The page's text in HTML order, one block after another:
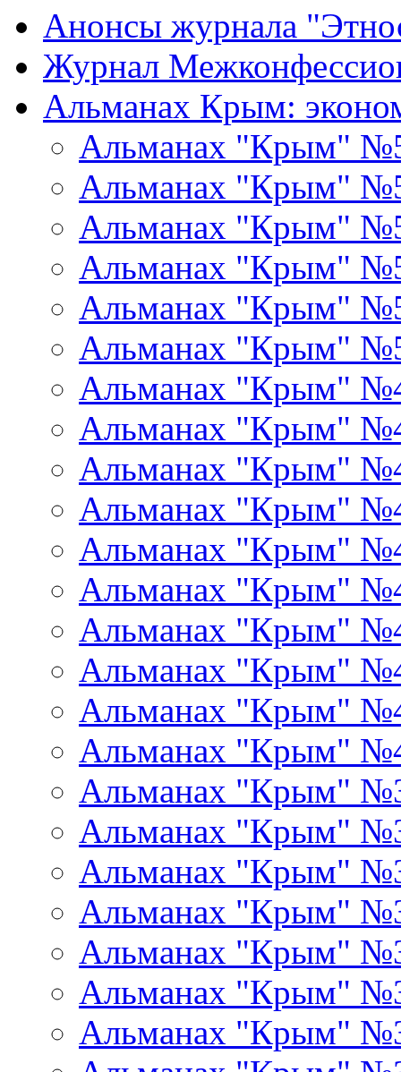
Анонсы журнала
Журнал
Альманах Крым:
Альманах "Крым"
Альманах "Крым"
Альманах "Крым"
Альманах "Крым"
Альманах "Крым"
Альманах "Крым"
Альманах "Крым"
Альманах "Крым"
Альманах "Крым"
Альманах "Крым"
Альманах "Крым"
Альманах "Крым"
Альманах "Крым"
Альманах "Крым"
Альманах "Крым"
Альманах "Крым"
Альманах "Крым"
Альманах "Крым"
Альманах "Крым"
Альманах "Крым"
Альманах "Крым"
Альманах "Крым"
Альманах "Крым"